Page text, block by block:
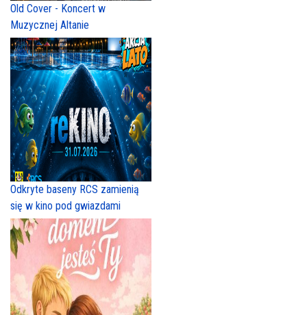
Old Cover - Koncert w
Muzycznej Altanie
Odkryte baseny RCS zamienią
się w kino pod gwiazdami